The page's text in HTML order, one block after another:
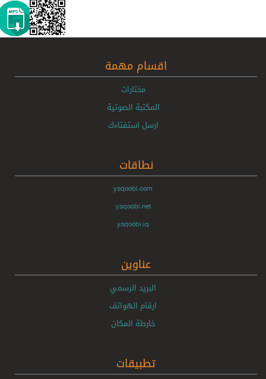
اقسام مهمة
مختارات
المكتبة الصوتية
ارسل استفتاءك
نطاقات
yaqoobi.com
yaqoobi.net
yaqoobi.iq
عناوين
البريد الرسمي
ارقام الهواتف
خارطة المكان
تطبيقات